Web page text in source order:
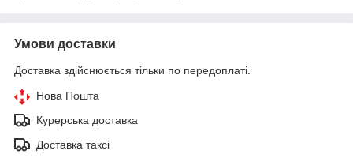
Умови доставки
Доставка здійснюється тільки по передоплаті.
Нова Пошта
Курерська доставка
Доставка таксі